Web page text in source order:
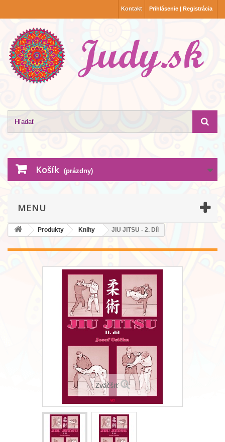
Prihlásenie | Registrácia
Kontakt
Košík (prázdny)
MENU
Produkty Knihy JIU JITSU - 2. Díl
Zväčšiť